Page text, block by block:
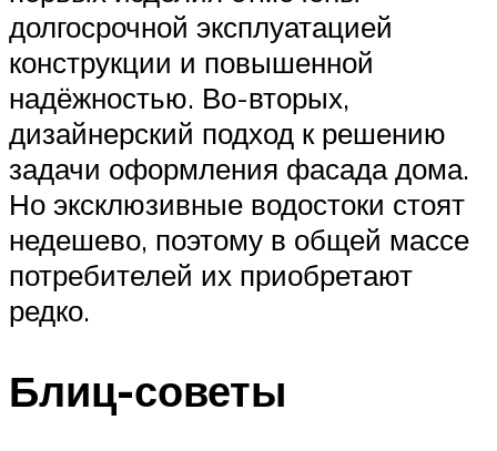
долгосрочной эксплуатацией
конструкции и повышенной
надёжностью. Во-вторых,
дизайнерский подход к решению
задачи оформления фасада дома.
Но эксклюзивные водостоки стоят
недешево, поэтому в общей массе
потребителей их приобретают
редко.
Блиц-советы